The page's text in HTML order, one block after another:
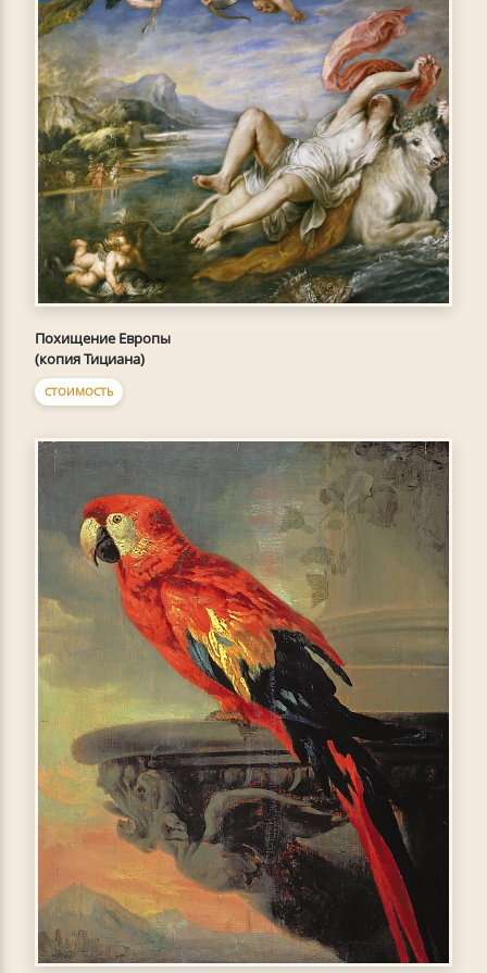
Похищение Европы
(копия Тициана)
СТОИМОСТЬ